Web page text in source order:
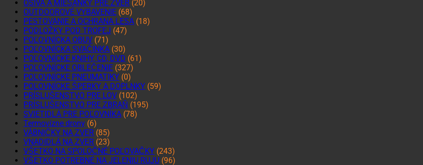
OSIVÁ A MIEŠANKY PRE ZVER (20)
OUTDOOROVÉ VYBAVENIE (68)
PESTOVANIE A OCHRANA LESA (18)
PODLOŽKY POD TROFEJ (47)
POĽOVNÍCKA OBUV (71)
POĽOVNÍCKA SVAČINKA (30)
POĽOVNÍCKE KNIHY, CD, DVD (61)
POĽOVNÍCKE OBLEČENIE (327)
POĽOVNÍCKE PNEUMATIKY (0)
POĽOVNÍCKE ŠPERKY A DOPLNKY (59)
PRÍSLUŠENSTVO PRE LOV (102)
PRÍSLUŠENSTVO PRE ZBRAŇ (195)
SVIETIDLÁ PRE POĽOVNÍKA (78)
Termovízne drony (6)
VÁBNIČKY NA ZVER (85)
VNADIDLÁ NA ZVER (23)
VŠETKO NA SPOLOČNÉ POĽOVAČKY (243)
VŠETKO POTREBNÉ NA JELENIU RUJU (96)